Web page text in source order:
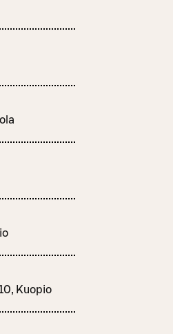
Kuopio